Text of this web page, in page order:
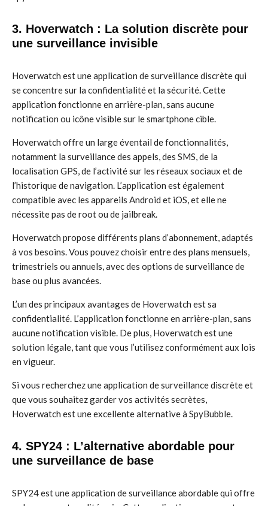
3. Hoverwatch : La solution discrète pour
une surveillance invisible
Hoverwatch est une application de surveillance discrète qui
se concentre sur la confidentialité et la sécurité. Cette
application fonctionne en arrière-plan, sans aucune
notification ou icône visible sur le smartphone cible.
Hoverwatch offre un large éventail de fonctionnalités,
notamment la surveillance des appels, des SMS, de la
localisation GPS, de l’activité sur les réseaux sociaux et de
l’historique de navigation. L’application est également
compatible avec les appareils Android et iOS, et elle ne
nécessite pas de root ou de jailbreak.
Hoverwatch propose différents plans d’abonnement, adaptés
à vos besoins. Vous pouvez choisir entre des plans mensuels,
trimestriels ou annuels, avec des options de surveillance de
base ou plus avancées.
L’un des principaux avantages de Hoverwatch est sa
confidentialité. L’application fonctionne en arrière-plan, sans
aucune notification visible. De plus, Hoverwatch est une
solution légale, tant que vous l’utilisez conformément aux lois
en vigueur.
Si vous recherchez une application de surveillance discrète et
que vous souhaitez garder vos activités secrètes,
Hoverwatch est une excellente alternative à SpyBubble.
4. SPY24 : L’alternative abordable pour
une surveillance de base
SPY24 est une application de surveillance abordable qui offre